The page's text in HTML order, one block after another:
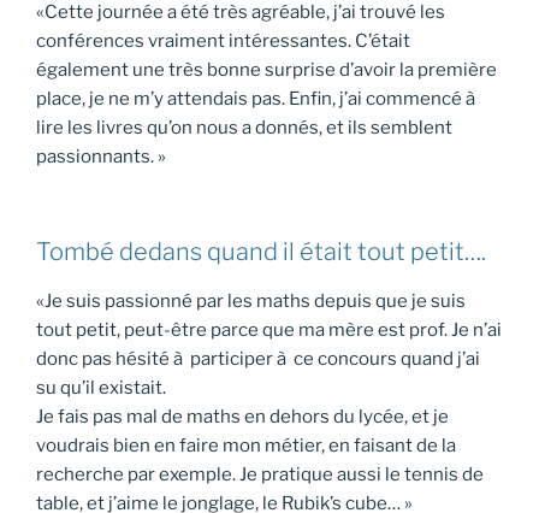
«Cette journée a été très agréable, j’ai trouvé les
conférences vraiment intéressantes. C’était
également une très bonne surprise d’avoir la première
place, je ne m’y attendais pas. Enfin, j’ai commencé à
lire les livres qu’on nous a donnés, et ils semblent
passionnants. »
Tombé dedans quand il était tout petit….
«Je suis passionné par les maths depuis que je suis
tout petit, peut-être parce que ma mère est prof. Je n’ai
donc pas hésité à participer à ce concours quand j’ai
su qu’il existait.
Je fais pas mal de maths en dehors du lycée, et je
voudrais bien en faire mon métier, en faisant de la
recherche par exemple. Je pratique aussi le tennis de
table, et j’aime le jonglage, le Rubik’s cube… »